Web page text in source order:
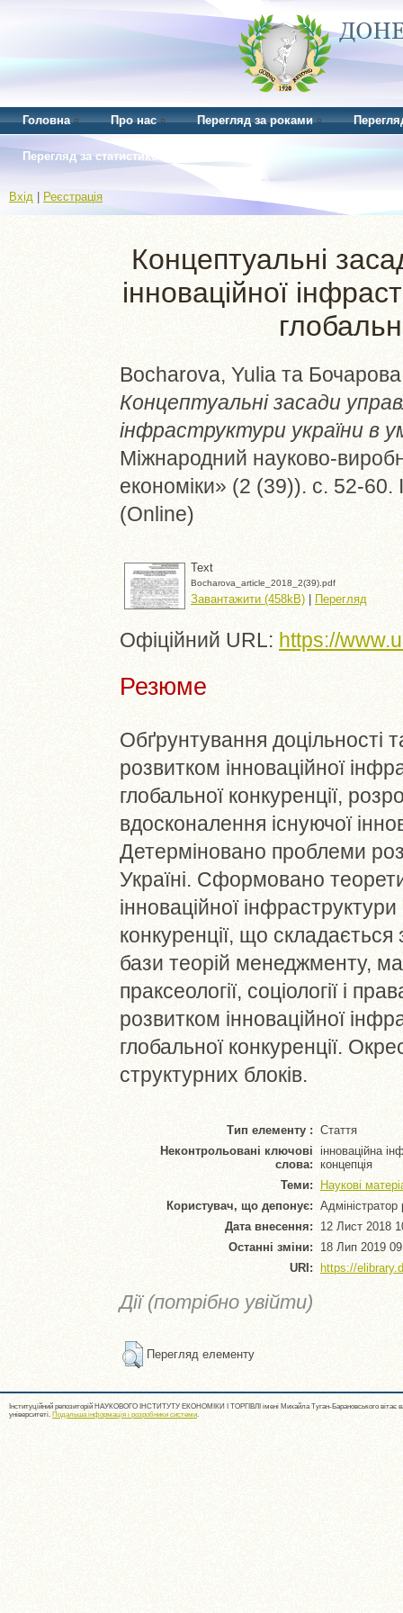
Головна Про нас Перегляд за роками
Перегляд за статистикою
Вхід Реєстрація
Концептуальні
інноваційної
Bocharova, Yulia та
Концептуальні засади
інфраструктури україни в
Міжнародний науково-
економіки» (2 (39)). с. 52-
(Online)
Text
Bocharova_article_2018_2(39).pdf
Завантажити (458kB) | Перегляд
Офіційний URL: https://
Резюме
Обґрунтування доцільності
розвитком інноваційної
глобальної конкуренції,
вдосконалення існуючої
Детерміновано проблеми
Україні. Сформовано
інноваційної
конкуренції, що складається
бази теорій менеджменту,
праксеології, соціології і
розвитком інноваційної
глобальної конкуренції.
структурних блоків.
Тип елементу : Стаття
Неконтрольовані ключові
слова:
інноваційна
концепція
Теми:
Наукові
Користувач, що депонує: Адміністратор
Дата внесення: 12 Лист 2018
Останні зміни: 18 Лип 2019
URI:
https://
Дії (потрібно увійти)
Перегляд елементу
Інституційний репозиторій НАУКОВОГО ІНСТИТУТУ ЕКОНОМІКИ І ТОРГІВЛІ імені Михайла Туган-Барановського вітає
університеті. Подальша інформація і розробники системи